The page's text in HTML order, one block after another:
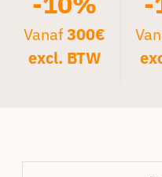
Vanaf300€
excl. BTW